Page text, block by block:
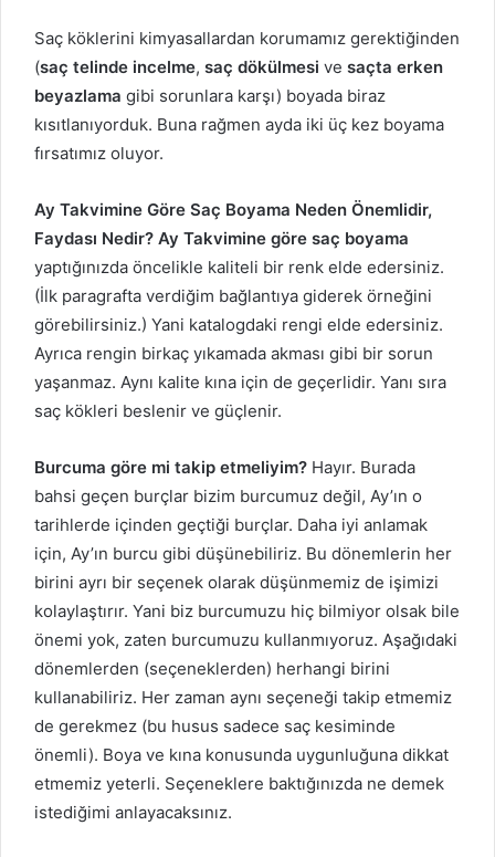
Saç köklerini kimyasallardan korumamız gerektiğinden
(saç telinde incelme, saç dökülmesi ve saçta erken
beyazlama gibi sorunlara karşı) boyada biraz
kısıtlanıyorduk. Buna rağmen ayda iki üç kez boyama
fırsatımız oluyor.
Ay Takvimine Göre Saç Boyama Neden Önemlidir,
Faydası Nedir? Ay Takvimine göre saç boyama
yaptığınızda öncelikle kaliteli bir renk elde edersiniz.
(İlk paragrafta verdiğim bağlantıya giderek örneğini
görebilirsiniz.) Yani katalogdaki rengi elde edersiniz.
Ayrıca rengin birkaç yıkamada akması gibi bir sorun
yaşanmaz. Aynı kalite kına için de geçerlidir. Yanı sıra
saç kökleri beslenir ve güçlenir.
Burcuma göre mi takip etmeliyim? Hayır. Burada
bahsi geçen burçlar bizim burcumuz değil, Ay’ın o
tarihlerde içinden geçtiği burçlar. Daha iyi anlamak
için, Ay’ın burcu gibi düşünebiliriz. Bu dönemlerin her
birini ayrı bir seçenek olarak düşünmemiz de işimizi
kolaylaştırır. Yani biz burcumuzu hiç bilmiyor olsak bile
önemi yok, zaten burcumuzu kullanmıyoruz. Aşağıdaki
dönemlerden (seçeneklerden) herhangi birini
kullanabiliriz. Her zaman aynı seçeneği takip etmemiz
de gerekmez (bu husus sadece saç kesiminde
önemli). Boya ve kına konusunda uygunluğuna dikkat
etmemiz yeterli. Seçeneklere baktığınızda ne demek
istediğimi anlayacaksınız.